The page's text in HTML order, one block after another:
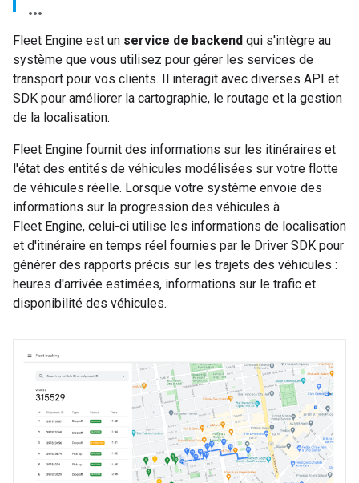
Fleet Engine est un service de backend qui s'intègre au
système que vous utilisez pour gérer les services de
transport pour vos clients. Il interagit avec diverses API et
SDK pour améliorer la cartographie, le routage et la gestion
de la localisation.
Fleet Engine fournit des informations sur les itinéraires et
l'état des entités de véhicules modélisées sur votre flotte
de véhicules réelle. Lorsque votre système envoie des
informations sur la progression des véhicules à
Fleet Engine, celui-ci utilise les informations de localisation
et d'itinéraire en temps réel fournies par le Driver SDK pour
générer des rapports précis sur les trajets des véhicules :
heures d'arrivée estimées, informations sur le trafic et
disponibilité des véhicules.